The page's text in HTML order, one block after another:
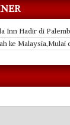
Inn Hadir di
ke Malaysia,Mulai